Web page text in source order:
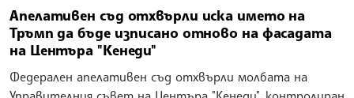
Апелативен съд отхвърли иска името на
Тръмп да бъде изписано отново на фасадата
на Центъра "Кенеди"
Федерален апелативен съд отхвърли молбата на